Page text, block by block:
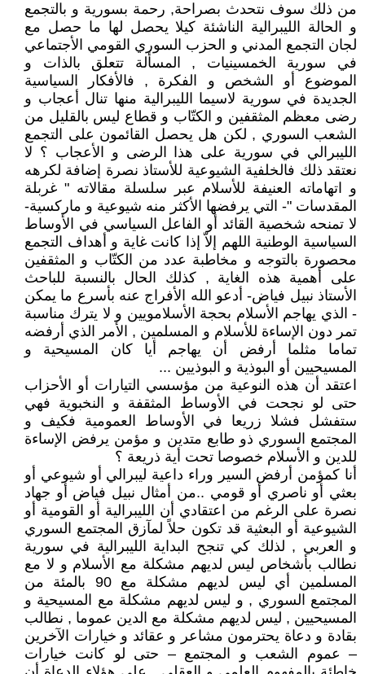
من ذلك سوف نتحدث بصراحة, رحمة بسورية و بالتجمع
و الحالة الليبرالية الناشئة كيلا يحصل لها ما حصل مع
لجان التجمع المدني و الحزب السوري القومي الأجتماعي
في سورية الخمسينيات , المسألة تتعلق بالذات و
الموضوع أو الشخص و الفكرة , فالأفكار السياسية
الجديدة في سورية لاسيما الليبرالية منها تنال أعجاب و
رضى معظم المثقفين و الكتّاب و قطاع ليس بالقليل من
الشعب السوري , لكن هل يحصل القائمون على التجمع
الليبرالي في سورية على هذا الرضى و الأعجاب ؟ لا
نعتقد ذلك فالخلفية الشيوعية للأستاذ نصرة إضافة لكرهه
و اتهاماته العنيفة للأسلام عبر سلسلة مقالاته " غربلة
المقدسات "- التي يرفضها الأكثر منه شيوعية و ماركسية-
لا تمنحه شخصية القائد أو الفاعل السياسي في الأوساط
السياسية الوطنية اللهم إلاّ إذا كانت غاية و أهداف التجمع
محصورة بالتوجه و مخاطبة عدد من الكتّاب و المثقفين
على أهمية هذه الغاية , كذلك الحال بالنسبة للباحث
الأستاذ نبيل فياض- أدعو الله الأفراج عنه بأسرع ما يمكن
- الذي يهاجم الأسلام بحجة الأسلامويين و لا يترك مناسبة
تمر دون الإساءة للأسلام و المسلمين , الأمر الذي أرفضه
تماما مثلما أرفض أن يهاجم أيا كان المسيحية و
المسيحيين أو البوذية و البوذيين ...
اعتقد أن هذه النوعية من مؤسسي التيارات أو الأحزاب
حتى لو نجحت في الأوساط المثقفة و النخبوية فهي
ستفشل فشلا زريعا في الأوساط العمومية فكيف و
المجتمع السوري ذو طابع متدين و مؤمن يرفض الإساءة
للدين و الأسلام خصوصا تحت أية ذريعة ؟
أنا كمؤمن أرفض السير وراء داعية ليبرالي أو شيوعي أو
بعثي أو ناصري أو قومي ..من أمثال نبيل فياض أو جهاد
نصرة على الرغم من اعتقادي أن الليبرالية أو القومية أو
الشيوعية أو البعثية قد تكون حلاً لمآزق المجتمع السوري
و العربي , لذلك كي تنجح البداية الليبرالية في سورية
نطالب بأشخاص ليس لديهم مشكلة مع الأسلام و لا مع
المسلمين أي ليس لديهم مشكلة مع 90 بالمئة من
المجتمع السوري , و ليس لديهم مشكلة مع المسيحية و
المسيحيين , ليس لديهم مشكلة مع الدين عموما , نطالب
بقادة و دعاة يحترمون مشاعر و عقائد و خيارات الآخرين
– عموم الشعب و المجتمع – حتى لو كانت خيارات